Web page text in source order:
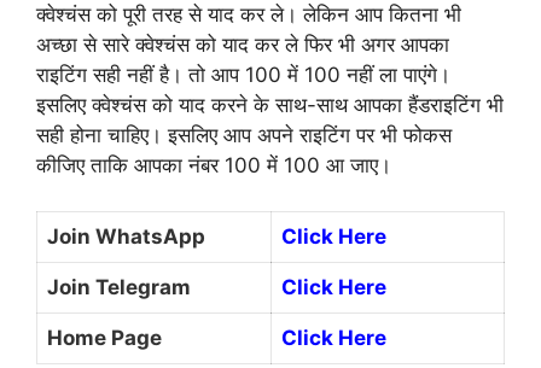
क्वेश्चंस को पूरी तरह से याद कर ले। लेकिन आप कितना भी
अच्छा से सारे क्वेश्चंस को याद कर ले फिर भी अगर आपका
राइटिंग सही नहीं है। तो आप 100 में 100 नहीं ला पाएंगे।
इसलिए क्वेश्चंस को याद करने के साथ-साथ आपका हैंडराइटिंग भी
सही होना चाहिए। इसलिए आप अपने राइटिंग पर भी फोकस
कीजिए ताकि आपका नंबर 100 में 100 आ जाए।
Join WhatsApp Click Here
Join Telegram Click Here
Home Page Click Here